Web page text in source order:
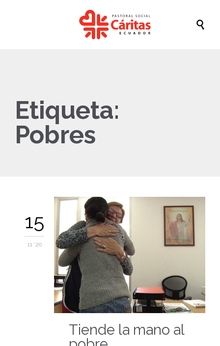

Etiqueta:
Pobres
15
11 '20
Tiende la mano al